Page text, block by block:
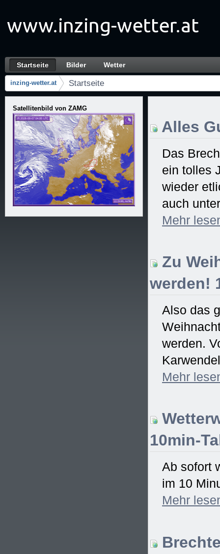
Startseite
Navigation
Startseite Bilder Wetter
Brotkrumen (Wo bin ich?)
inzing-wetter.at Startseite
Satellitenbild von ZAMG
Alles
Das
ein tolles
wieder
auch
Mehr
Zu
werden!
Also das
werden.
Mehr
10min-
Ab sofort
im 10
Mehr